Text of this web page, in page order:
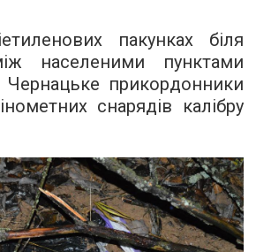
пакунках біля
населеними пунктами
прикордонники
снарядів калібру